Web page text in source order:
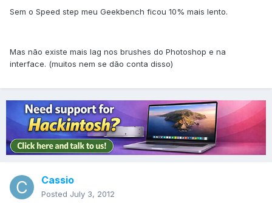
Sem o Speed step meu Geekbench ficou 10% mais lento.
Mas não existe mais lag nos brushes do Photoshop e na
interface. (muitos nem se dão conta disso)
Cassio
Posted July 3, 2012